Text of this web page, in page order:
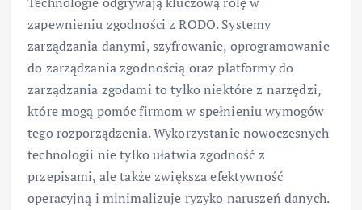
zapewnieniu zgodności z RODO. Systemy
zarządzania danymi, szyfrowanie, oprogramowanie
do zarządzania zgodnością oraz platformy do
zarządzania zgodami to tylko niektóre z narzędzi,
które mogą pomóc firmom w spełnieniu wymogów
tego rozporządzenia. Wykorzystanie nowoczesnych
technologii nie tylko ułatwia zgodność z
przepisami, ale także zwiększa efektywność
operacyjną i minimalizuje ryzyko naruszeń danych.